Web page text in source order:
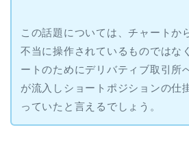
この話題については、チャートか
不当に操作されているものではな
ートのためにデリバティブ取引所
が流入しショートポジションの仕
っていたと言えるでしょう。